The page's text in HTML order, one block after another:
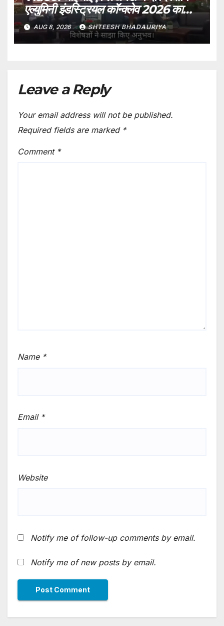
एल्युमिनी इंडस्ट्रियल कॉन्क्लेव 2026 का
आयोजन
AUG 8, 2026 SHTEESH BHADAURIYA
Leave a Reply
Your email address will not be published.
Required fields are marked *
Comment *
Name *
Email *
Website
Notify me of follow-up comments by email.
Notify me of new posts by email.